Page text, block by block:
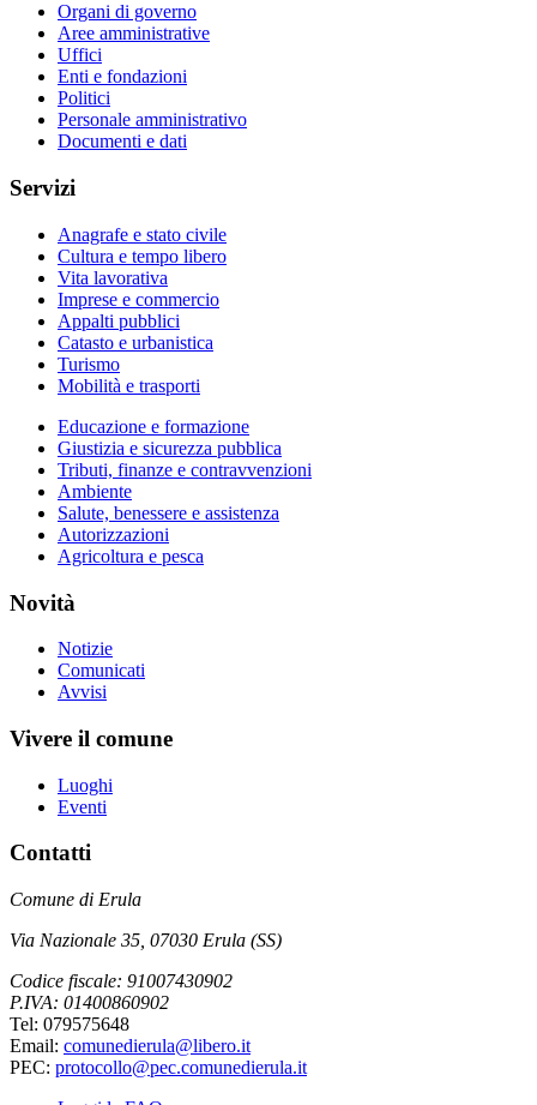
Organi di governo
Aree amministrative
Uffici
Enti e fondazioni
Politici
Personale amministrativo
Documenti e dati
Servizi
Anagrafe e stato civile
Cultura e tempo libero
Vita lavorativa
Imprese e commercio
Appalti pubblici
Catasto e urbanistica
Turismo
Mobilità e trasporti
Educazione e formazione
Giustizia e sicurezza pubblica
Tributi, finanze e contravvenzioni
Ambiente
Salute, benessere e assistenza
Autorizzazioni
Agricoltura e pesca
Novità
Notizie
Comunicati
Avvisi
Vivere il comune
Luoghi
Eventi
Contatti
Comune di Erula
Via Nazionale 35, 07030 Erula (SS)
Codice fiscale: 91007430902
P.IVA: 01400860902
Tel: 079575648
Email: comunedierula@libero.it
PEC: protocollo@pec.comunedierula.it